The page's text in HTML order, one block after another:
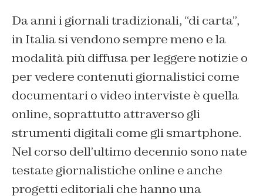
Da anni i giornali tradizionali, “di carta”,
in Italia si vendono sempre meno e la
modalità più diffusa per leggere notizie o
per vedere contenuti giornalistici come
documentari o video interviste è quella
online, soprattutto attraverso gli
strumenti digitali come glismartphone.
Nel corso dell’ultimo decennio sono nate
testate giornalistiche online e anche
progetti editoriali che hanno una